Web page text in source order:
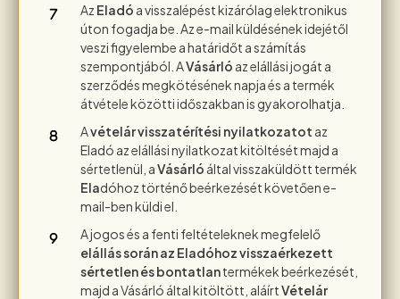
Az Eladó a visszalépést kizárólag elektronikus
úton fogadja be. Az e-mail küldésének idejétől
veszi figyelembe a határidőt a számítás
szempontjából. AVásárló az elállási jogát a
szerződés megkötésének napja és a termék
átvétele közötti időszakban is gyakorolhatja.
Avételár visszatérítési nyilatkozatot az
Eladó az elállási nyilatkozat kitöltését majd a
sértetlenül, aVásárló által visszaküldött termék
Eladóhoz történő beérkezését követően e-
mail-ben küldi el.
A jogos és a fenti feltételeknek megfelelő
elállás során az Eladóhoz visszaérkezett
sértetlen és bontatlantermékek beérkezését,
majd a Vásárló által kitöltött, aláírtVételár